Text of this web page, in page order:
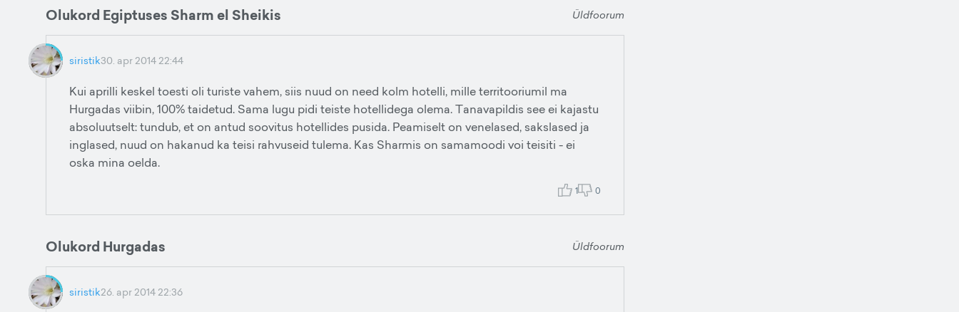
Olukord Egiptuses Sharm el Sheikis Üldfoorum
siristik30. apr 2014 22:44
Kui aprilli keskel toesti oli turiste vahem, siis nuud on need kolm hotelli, mille territooriumil ma
Hurgadas viibin, 100% taidetud. Sama lugu pidi teiste hotellidega olema. Tanavapildis see ei kajastu
absoluutselt: tundub, et on antud soovitus hotellides pusida. Peamiselt on venelased, sakslased ja
inglased, nuud on hakanud ka teisi rahvuseid tulema. Kas Sharmis on samamoodi voi teisiti - ei
oska mina oelda.
1 0
Olukord Hurgadas Üldfoorum
siristik26. apr 2014 22:36